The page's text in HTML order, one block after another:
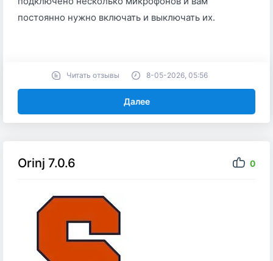
постоянно нужно включать и выключать их.
Далее
Читать отзывы 8-05-2026, 05:56
Orinj 7.0.6 0